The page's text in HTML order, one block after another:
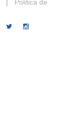
|
Politica de